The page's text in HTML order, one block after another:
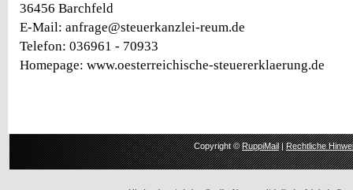
36456 Barchfeld
E-Mail: anfrage@steuerkanzlei-reum.de
Telefon: 036961 - 70933
Homepage: www.oesterreichische-steuererklaerung.de
Copyright ©RuppiMail|Rechtliche